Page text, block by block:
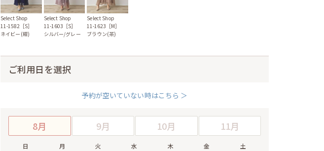
Select Shop
11-1582［S］
ネイビー(紺)
Select Shop
11-1603［S］
シルバー/グレー
Select Shop
11-1623［M］
ブラウン(茶)
ご利用日を選択
予約が空いていない時はこちら ＞
8月 9月 10月 11月
日 月 火 水 木 金 土